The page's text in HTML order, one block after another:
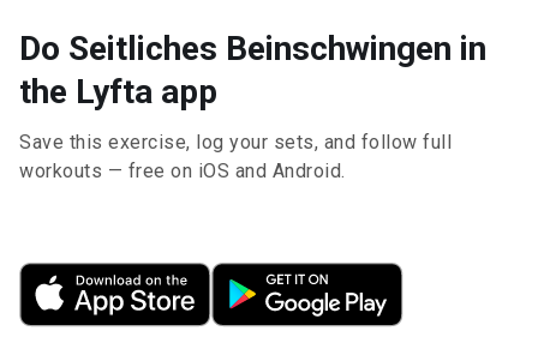
Do Seitliches Beinschwingen in
the Lyfta app
Save this exercise, log your sets, and follow full
workouts — free on iOS and Android.